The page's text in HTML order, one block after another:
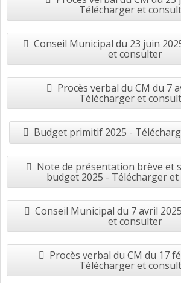
Télécharger et
Conseil Municipal du 23 juin
et consulter
Procès verbal du CM du 7
Télécharger et
Budget primitif 2025 -
Note de présentation brève et
budget 2025 - Télécharger
Conseil Municipal du 7 avril
et consulter
Procès verbal du CM du 17
Télécharger et